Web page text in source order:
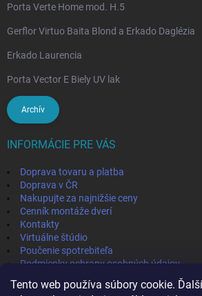
Tento web používa súbory cookie.
Porta Verte Home mod. H.5
Gerflor Virtuo Baita Blond a Erkado Daglézia
Erkado Laurencia
Porta Vector E Biely UV lak
Archív
INFORMÁCIE PRE VÁS
Doprava tovaru a platba
Doprava v ČR
Nakupujte za najnižšie ceny
Cenník montáže dverí
Kontakty
Virtuálne štúdio
Poučenie spotrebiteľa
Podmienky ochrany osobných údajov
Obchodné podmienky